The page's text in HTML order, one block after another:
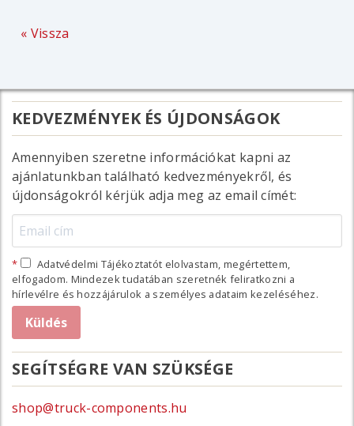
« Vissza
KEDVEZMÉNYEK ÉS ÚJDONSÁGOK
Amennyiben szeretne információkat kapni az
ajánlatunkban található kedvezményekről, és
újdonságokról kérjük adja meg az email címét:
Adatvédelmi Tájékoztatót elolvastam, megértettem,
elfogadom. Mindezek tudatában szeretnék feliratkozni a
hírlevélre és hozzájárulok a személyes adataim kezeléséhez.
SEGÍTSÉGRE VAN SZÜKSÉGE
shop@truck-components.hu